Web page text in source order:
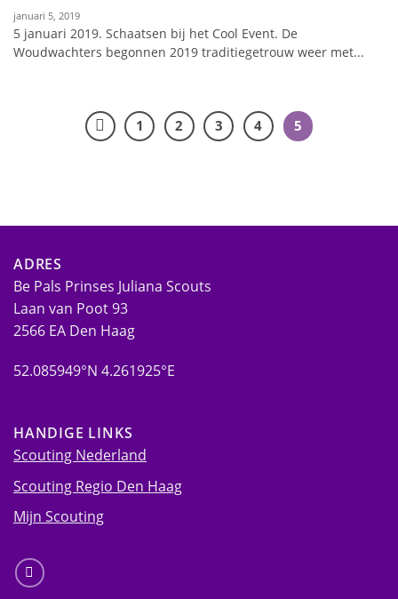
januari 5, 2019
5 januari 2019. Schaatsen bij het Cool Event. De
Woudwachters begonnen 2019 traditiegetrouw weer met...
1 2 3 4 5
ADRES
Be Pals Prinses Juliana Scouts
Laan van Poot 93
2566 EA Den Haag
52.085949°N 4.261925°E
HANDIGE LINKS
Scouting Nederland
Scouting Regio Den Haag
Mijn Scouting